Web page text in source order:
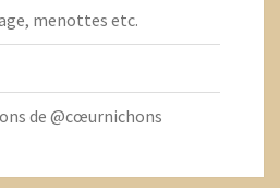
menottes etc.
de @cœurnichons